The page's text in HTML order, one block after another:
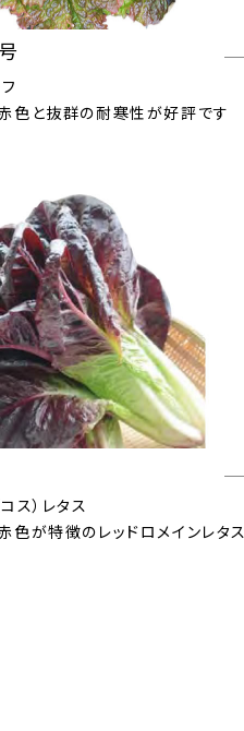
色と抜群の耐寒性が好評です
ス）レタス
色が特徴のレッドロメインレタス